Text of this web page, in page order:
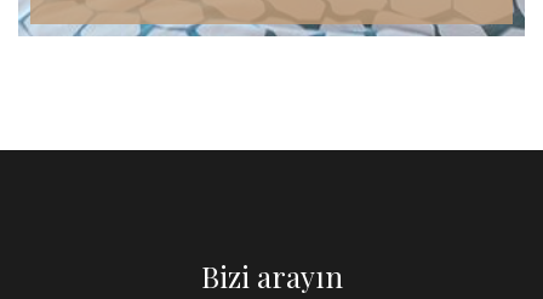
Bizi arayın